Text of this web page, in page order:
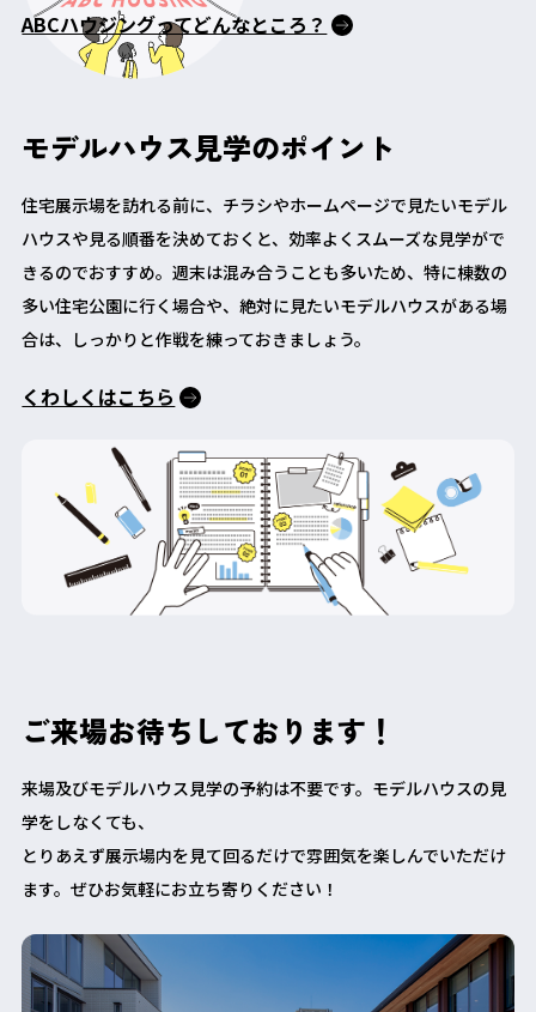
ABCハウジングってどんなところ？
モデルハウス見学のポイント
住宅展示場を訪れる前に、チラシやホームページで見たいモデル
ハウスや見る順番を決めておくと、効率よくスムーズな見学がで
きるのでおすすめ。週末は混み合うことも多いため、特に棟数の
多い住宅公園に行く場合や、絶対に見たいモデルハウスがある場
合は、しっかりと作戦を練っておきましょう。
くわしくはこちら
ご来場お待ちしております！
来場及びモデルハウス見学の予約は不要です。モデルハウスの見
学をしなくても、
とりあえず展示場内を見て回るだけで雰囲気を楽しんでいただけ
ます。ぜひお気軽にお立ち寄りください！